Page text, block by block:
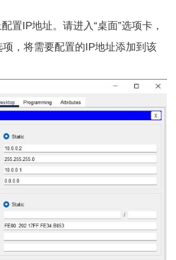
置IP地址。请进入“桌面”选项卡，
项，将需要配置的IP地址添加到该